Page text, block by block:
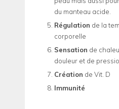
du manteau acide.
Régulation de la
corporelle
Sensation de
douleur et de
Création de Vit. D
Immunité